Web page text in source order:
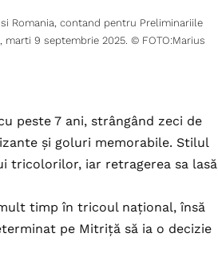
Romania, contand pentru Preliminariile
9 septembrie 2025. © FOTO:Marius
peste 7 ani, strângând zeci de
și goluri memorabile. Stilul
tricolorilor, iar retragerea sa lasă
timp în tricoul național, însă
pe Mitriță să ia o decizie